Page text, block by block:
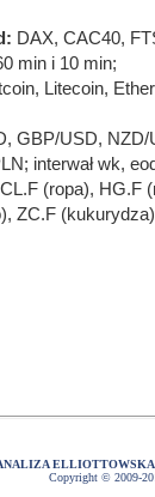
DAX, CAC40,
min i 10 min;
Litecoin,
GBP/USD,
interwał wk,
CL.F (ropa), HG.F
ZC.F
ELLIOTTOWSKA
Copyright © 2009-